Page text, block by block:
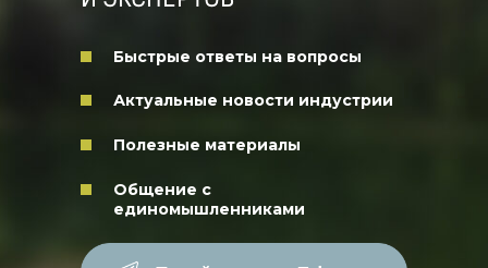
Общение с
единомышленниками
Полезные материалы
Актуальные новости индустрии
Быстрые ответы на вопросы